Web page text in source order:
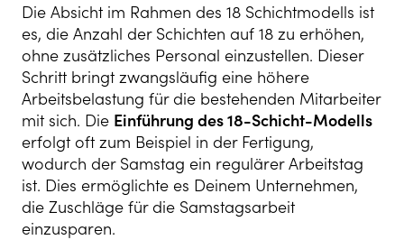
Die Absicht im Rahmen des 18 Schichtmodells ist
es, die Anzahl der Schichten auf 18 zu erhöhen,
ohne zusätzliches Personal einzustellen. Dieser
Schritt bringt zwangsläufig eine höhere
Arbeitsbelastung für die bestehenden Mitarbeiter
mit sich. Die Einführung des 18-Schicht-Modells
erfolgt oft zum Beispiel in der Fertigung,
wodurch der Samstag ein regulärer Arbeitstag
ist. Dies ermöglichte es Deinem Unternehmen,
die Zuschläge für die Samstagsarbeit
einzusparen.